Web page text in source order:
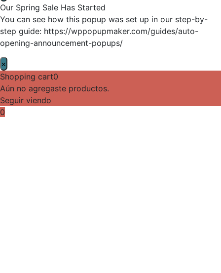
Our Spring Sale Has Started
You can see how this popup was set up in our step-by-
step guide: https://wppopupmaker.com/guides/auto-
opening-announcement-popups/
×
Shopping cart0
Aún no agregaste productos.
Seguir viendo
0